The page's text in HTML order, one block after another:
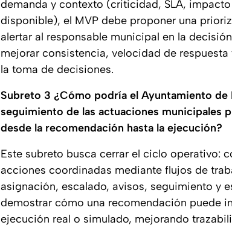
demanda y contexto (criticidad, SLA,
disponible), el MVP debe proponer una
alertar al responsable municipal en la
mejorar consistencia, velocidad de
la toma de decisiones.
Subreto 3 ¿Cómo podría el Ayuntamiento
seguimiento de las actuaciones municipales
desde la recomendación hasta la ejecución?
Este subreto busca cerrar el ciclo operativo:
acciones coordinadas mediante flujos de
asignación, escalado, avisos, seguimiento y
demostrar cómo una recomendación puede
ejecución real o simulado, mejorando